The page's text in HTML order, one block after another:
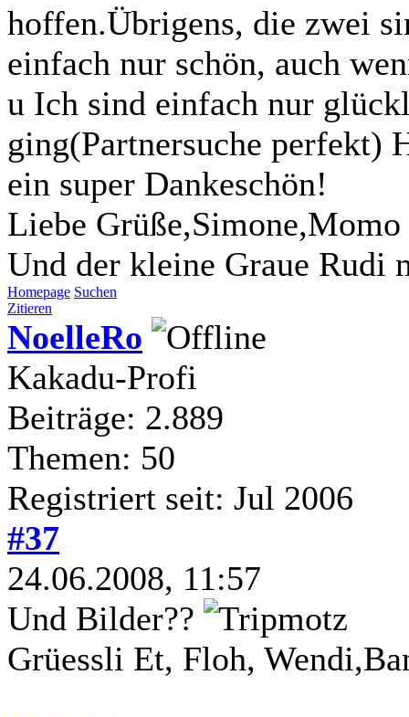
hoffen.Übrigens, die zwei
einfach nur schön, auch
u Ich sind einfach nur
ging(Partnersuche perfekt)
ein super Dankeschön!
Liebe
Und der kleine Graue Rudi
Homepage Suchen
Zitieren
NoelleRo
Kakadu-Profi
Beiträge: 2.889
Themen: 50
Registriert seit: Jul 2006
#37
24.06.2008, 11:57
Und Bilder??
Grüessli Et, Floh,